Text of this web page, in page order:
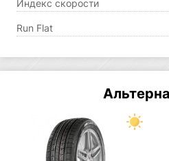
Индекс скорости
Run Flat